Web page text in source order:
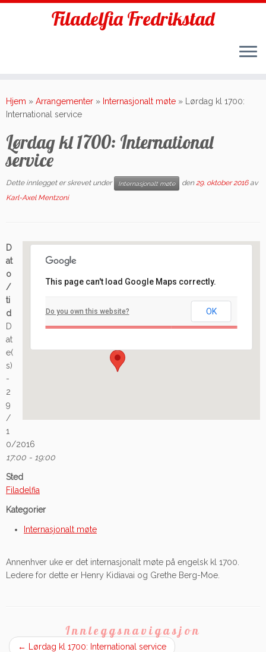
to
content
Filadelfia Fredrikstad
Hjem » Arrangementer » Internasjonalt møte »
Lørdag kl 1700:
International service
Lørdag kl 1700: International
service
Dette innlegget er skrevet under Internasjonalt møte den29. oktober 2016 av
Karl-Axel Mentzoni
Arrangement
This page can't load Google Maps correctly.
Do you own this website? OK
D
at
o
/
ti
d
D
at
e(
s)
-
2
9
/
1
0/2016
17:00 - 19:00
Sted
Filadelfia
Kategorier
Internasjonalt møte
Annenhver uke er det internasjonalt møte på engelsk kl 1700.
Ledere for dette er Henry Kidiavai og Grethe Berg-Moe.
Innleggsnavigasjon
← Lørdag kl 1700: International service